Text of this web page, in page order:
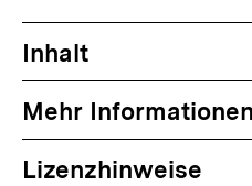
Inhalt
Mehr Informationen
Lizenzhinweise